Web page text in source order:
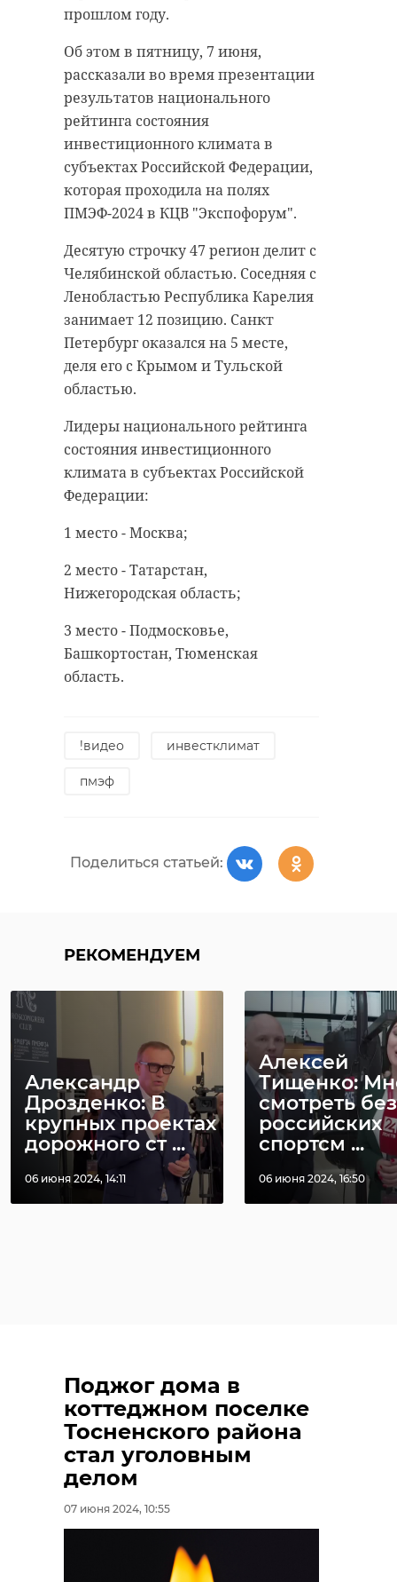
прошлом году.
Об этом в пятницу, 7 июня,
рассказали во время презентации
результатов национального
рейтинга состояния
инвестиционного климата в
субъектах Российской Федерации,
которая проходила на полях
ПМЭФ-2024 в КЦВ "Экспофорум".
Десятую строчку 47 регион делит с
Челябинской областью. Соседняя с
Ленобластью Республика Карелия
занимает 12 позицию. Санкт
Петербург оказался на 5 месте,
деля его с Крымом и Тульской
областью.
Лидеры национального рейтинга
состояния инвестиционного
климата в субъектах Российской
Федерации:
1 место - Москва;
2 место - Татарстан,
Нижегородская область;
3 место - Подмосковье,
Башкортостан, Тюменская
область.
!видео инвестклимат
пмэф
Поделиться статьей:
РЕКОМЕНДУЕМ
Александр
Дрозденко: В
крупных проектах
дорожного ст ...
06 июня 2024, 14:11
Алексей
Тищенко:
смотреть без
российских
спортсм ...
06 июня 2024, 16:50
Поджог дома в
коттеджном поселке
Тосненского района
стал уголовным
делом
07 июня 2024, 10:55
человека и одна единица техники.
Они ликвидировали пожар в
01:30.
Никто не пострадал. Однако в
результате пожара «Лада»,
припаркованная на обочине
дороги, полностью выгорела.
Известно, что машина
принадлежала 30-летнему
жителю Мурино.
Решается вопрос о возбуждении
уголовного дела, - уточнил
источник 47channel. Причина
возгорания «Лады Калины»
устанавливается.
по Ленинградской области, архив
пожар
всеволожский район
автомобиль сгорел
Поделиться статьей:
Пожар во
Всеволожском
районе
уничтожил два
дома и хо ...
19 апреля, 12:14
Площадь
пожара на
полигоне
22 апреля, 21:20
летний петербуржец.
Внешних признаков
насильственной смерти
полицейские не зафиксировали. В
настоящий момент тела
направлены в морг. Причины
смерти двух мужчин
устанавливаются.
проводится проверка. С места
происшествия полицейские
изъяли мобильный телефон и
аэрозольный пистолет.
Фото:
https://www.piqsels.com/ru/public-
нашли труп
Поделиться статьей: